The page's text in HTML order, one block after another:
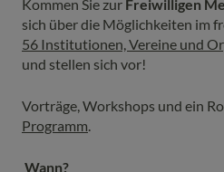
Kommen Sie zur Freiwilligen
sich über die Möglichkeiten im
56 Institutionen, Vereine und
und stellen sich vor!
Vorträge, Workshops und ein
Programm.
Wann?